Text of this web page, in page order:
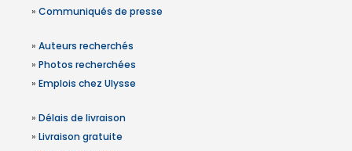
» Communiqués de presse
» Auteurs recherchés
» Photos recherchées
» Emplois chez Ulysse
» Délais de livraison
» Livraison gratuite